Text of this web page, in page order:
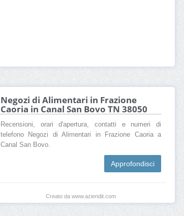
Negozi di Alimentari in Frazione
Caoria in Canal San Bovo TN 38050
Recensioni, orari d'apertura, contatti e numeri di
telefono Negozi di Alimentari in Frazione Caoria a
Canal San Bovo.
Approfondisci
Creato da www.aziendit.com